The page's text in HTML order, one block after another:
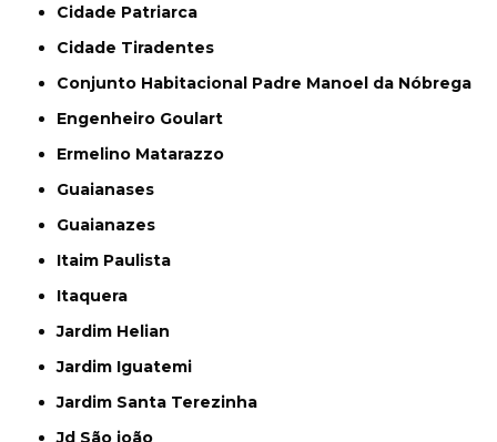
Cidade Patriarca
Cidade Tiradentes
Conjunto Habitacional Padre Manoel da Nóbrega
Engenheiro Goulart
Ermelino Matarazzo
Guaianases
Guaianazes
Itaim Paulista
Itaquera
Jardim Helian
Jardim Iguatemi
Jardim Santa Terezinha
Jd São joão